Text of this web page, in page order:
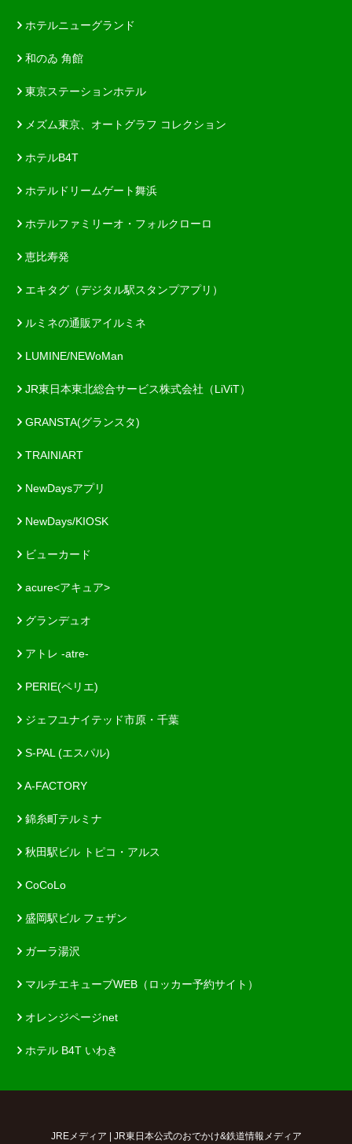
ホテルニューグランド
和のゐ 角館
東京ステーションホテル
メズム東京、オートグラフ コレクション
ホテルB4T
ホテルドリームゲート舞浜
ホテルファミリーオ・フォルクローロ
恵比寿発
エキタグ（デジタル駅スタンプアプリ）
ルミネの通販アイルミネ
LUMINE/NEWoMan
JR東日本東北総合サービス株式会社（LiViT）
GRANSTA(グランスタ)
TRAINIART
NewDaysアプリ
NewDays/KIOSK
ビューカード
acure<アキュア>
グランデュオ
アトレ -atre-
PERIE(ペリエ)
ジェフユナイテッド市原・千葉
S-PAL (エスパル)
A-FACTORY
錦糸町テルミナ
秋田駅ビル トピコ・アルス
CoCoLo
盛岡駅ビル フェザン
ガーラ湯沢
マルチエキューブWEB（ロッカー予約サイト）
オレンジページnet
ホテル B4T いわき
JREメディア | JR東日本公式のおでかけ&鉄道情報メディア